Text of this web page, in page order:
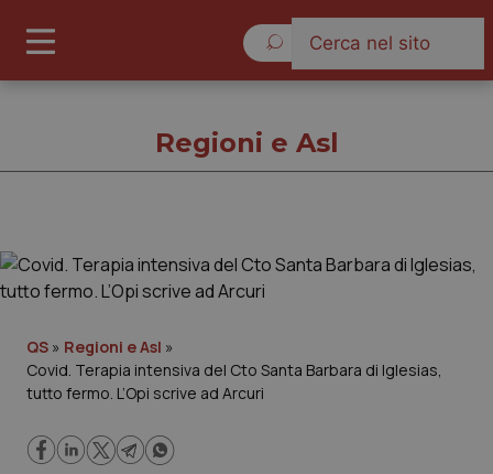
Governo e Parlamento
Regioni e Asl
Regioni e Asl
QS » Regioni e Asl »
Covid. Terapia intensiva del Cto Santa Barbara di Iglesias,
tutto fermo. L’Opi scrive ad Arcuri